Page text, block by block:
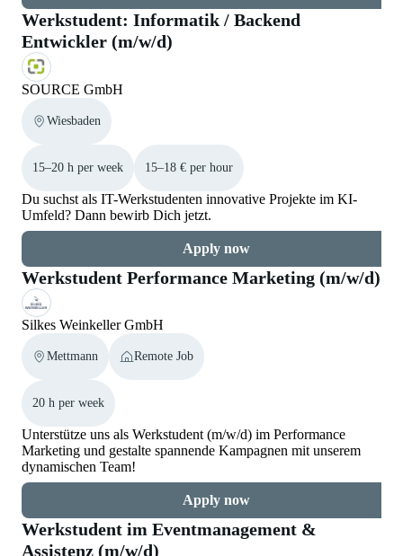
Werkstudent: Informatik / Backend
Entwickler (m/w/d)
SOURCE GmbH
Wiesbaden
15–20 h per week 15–18 € per hour
Du suchst als IT-Werkstudenten innovative Projekte im KI-
Umfeld? Dann bewirb Dich jetzt.
Apply now
Werkstudent Performance Marketing (m/w/d)
Silkes Weinkeller GmbH
Mettmann Remote Job
20 h per week
Unterstütze uns als Werkstudent (m/w/d) im Performance
Marketing und gestalte spannende Kampagnen mit unserem
dynamischen Team!
Apply now
Werkstudent im Eventmanagement &
Assistenz (m/w/d)